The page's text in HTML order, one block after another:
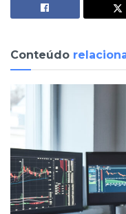
Conteúdo